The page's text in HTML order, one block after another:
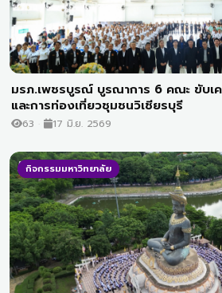
มรภ.เพชรบูรณ์ บูรณาการ 6 คณะ ขับเ
และการท่องเที่ยวชุมชนวิเชียรบุรี
63 17 มิ.ย. 2569
กิจกรรมมหาวิทยาลัย